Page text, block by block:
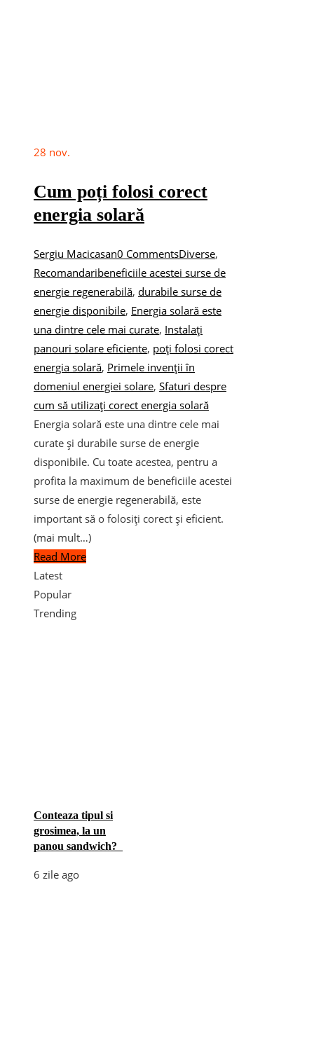
28 nov.
Cum poți folosi corect
energia solară
Sergiu Macicasan0 CommentsDiverse,
Recomandaribeneficiile acestei surse de
energie regenerabilă, durabile surse de
energie disponibile, Energia solară este
una dintre cele mai curate, Instalați
panouri solare eficiente, poți folosi corect
energia solară, Primele invenții în
domeniul energiei solare, Sfaturi despre
cum să utilizați corect energia solară
Energia solară este una dintre cele mai
curate și durabile surse de energie
disponibile. Cu toate acestea, pentru a
profita la maximum de beneficiile acestei
surse de energie regenerabilă, este
important să o folosiți corect și eficient.
(mai mult…)
Read More
Latest
Popular
Trending
Conteaza tipul si
grosimea, la un
panou sandwich?
6 zile ago